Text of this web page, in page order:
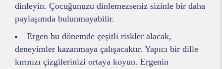
dinleyin. Çocuğunuzu dinlemezseniz sizinle bir daha
paylaşımda bulunmayabilir.
Ergen bu dönemde çeşitli riskler alacak,
deneyimler kazanmaya çalışacaktır. Yapıcı bir dille
kırmızı çizgilerinizi ortaya koyun. Ergenin